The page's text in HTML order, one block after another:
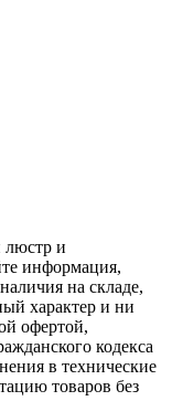
люстр и
информация,
на складе,
характер и ни
офертой,
кодекса
в технические
товаров без